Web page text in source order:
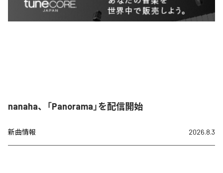
nanaha、「Panorama」を配信開始
新曲情報 2026.8.3